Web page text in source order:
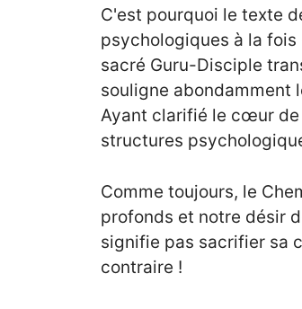
C'est pourquoi le texte
psychologiques à la
sacré Guru-Disciple
souligne abondamment
Ayant clarifié le cœur de
structures
Comme toujours, le
profonds et notre désir
signifie pas sacrifier sa
contraire !